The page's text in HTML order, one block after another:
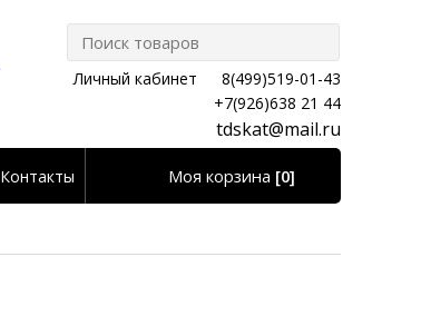
8(499)519-01-43
+7(926)638 21 44
tdskat@mail.ru
Личный кабинет
Контакты Личный кабинет
Моя корзина [0]